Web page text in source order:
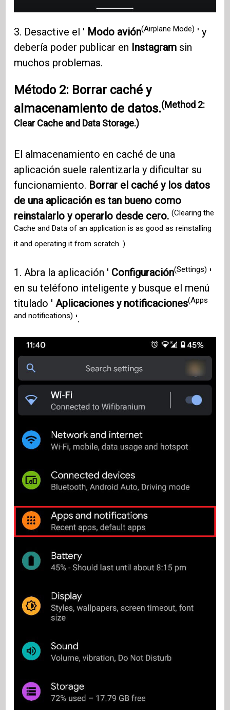
3. Desactive el ' Modo avión(Airplane Mode) ' y
debería poder publicar en Instagram sin
muchos problemas.
Método 2: Borrar caché y
almacenamiento de datos.(Method 2:
Clear Cache and Data Storage.)
El almacenamiento en caché de una
aplicación suele ralentizarla y dificultar su
funcionamiento. Borrar el caché y los datos
de una aplicación es tan bueno como
reinstalarlo y operarlo desde cero.(Clearing the
Cache and Data of an application is as good as reinstalling
it and operating it from scratch. )
1. Abra la aplicación ' Configuración(Settings) '
en su teléfono inteligente y busque el menú
titulado 'Aplicaciones y notificaciones(Apps
and notifications) '.